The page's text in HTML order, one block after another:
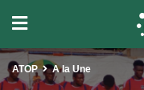
ATOP A la Une